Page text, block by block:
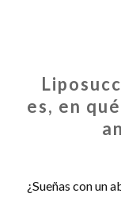
es, en
¿Sueñas con un